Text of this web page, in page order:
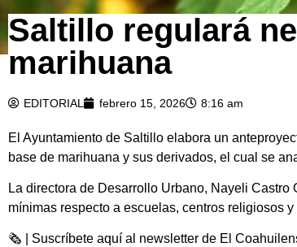
Saltillo regulará
marihuana
EDITORIAL febrero 15, 2026 8:16 am
El Ayuntamiento de Saltillo elabora un
base de marihuana y sus derivados, el cual se
La directora de Desarrollo Urbano, Nayeli
mínimas respecto a escuelas, centros religiosos
🗞 | Suscríbete aquí al newsletter de El